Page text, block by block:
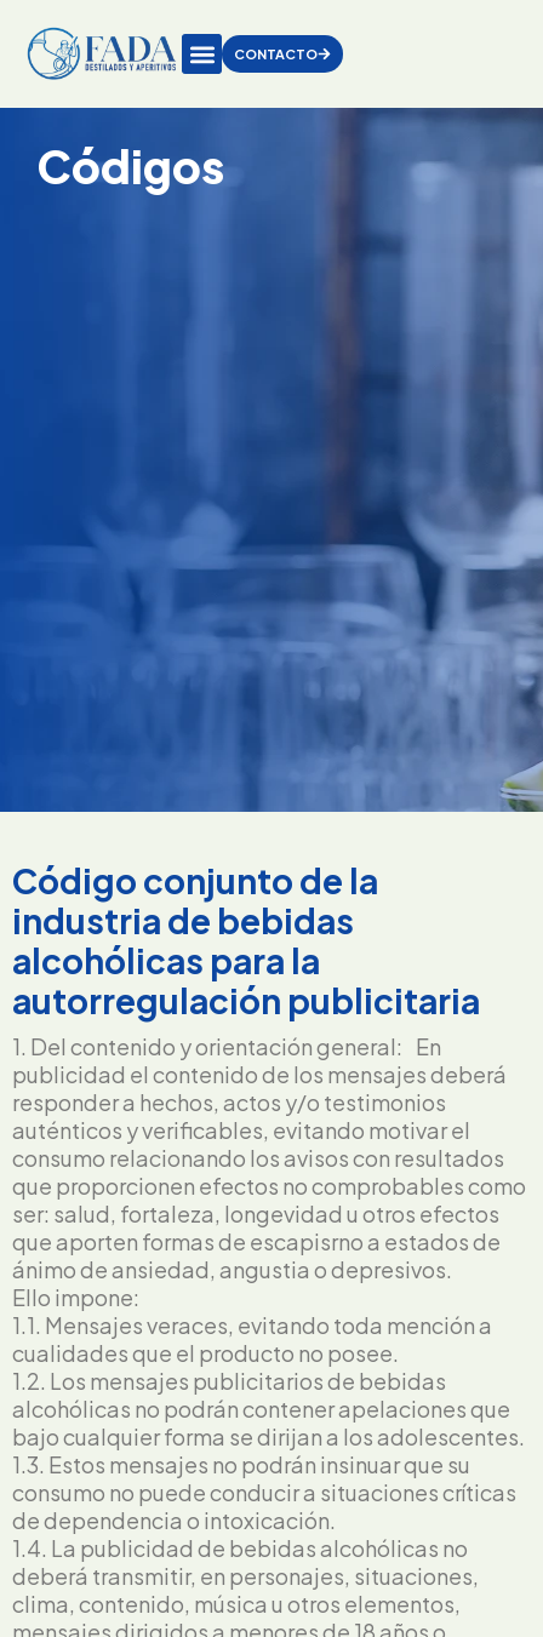
CONTACTO
Códigos
Código conjunto de la
industria de bebidas
alcohólicas para la
autorregulación publicitaria
1. Del contenido y orientación general: En
publicidad el contenido de los mensajes deberá
responder a hechos, actos y/o testimonios
auténticos y verificables, evitando motivar el
consumo relacionando los avisos con resultados
que proporcionen efectos no comprobables como
ser: salud, fortaleza, longevidad u otros efectos
que aporten formas de escapisrno a estados de
ánimo de ansiedad, angustia o depresivos.
Ello impone:
1.1. Mensajes veraces, evitando toda mención a
cualidades que el producto no posee.
1.2. Los mensajes publicitarios de bebidas
alcohólicas no podrán contener apelaciones que
bajo cualquier forma se dirijan a los adolescentes.
1.3. Estos mensajes no podrán insinuar que su
consumo no puede conducir a situaciones críticas
de dependencia o intoxicación.
1.4. La publicidad de bebidas alcohólicas no
deberá transmitir, en personajes, situaciones,
clima, contenido, música u otros elementos,